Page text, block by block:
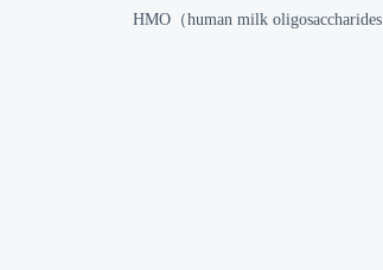
HMO（human milk oligosaccharides